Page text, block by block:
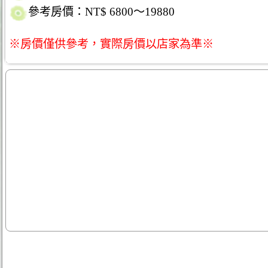
參考房價：NT$ 6800～19880
※房價僅供參考，實際房價以店家為準※